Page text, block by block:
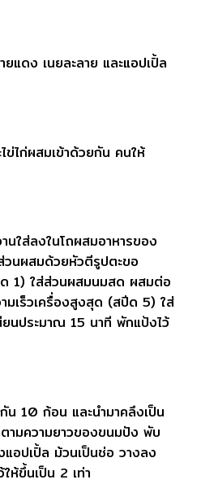
แดง เนยละลาย และแอปเปิ้ล
ข่ไก่ผสมเข้าด้วยกัน คนให้
ใส่ลงในโถผสมอาหารของ
วนผสมด้วยหัวตีรูปตะขอ
ด 1) ใส่ส่วนผสมนมสด ผสมต่อ
มเร็วเครื่องสูงสุด (สปีด 5) ใส่
นประมาณ 15 นาที พักแป้งไว้
น 10 ก้อน และนำมาคลึงเป็น
ามความยาวของขนมปัง พับ
อปเปิ้ล ม้วนเป็นช่อ วางลง
ห้ขึ้นเป็น 2 เท่า